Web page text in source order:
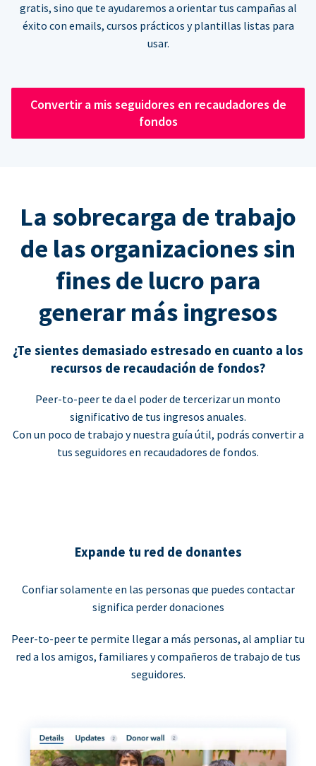
gratis, sino que te ayudaremos a orientar tus campañas al
éxito con emails, cursos prácticos y plantillas listas para
usar.
Convertir a mis seguidores en recaudadores de
fondos
La sobrecarga de trabajo
de las organizaciones sin
fines de lucro para
generar más ingresos
¿Te sientes demasiado estresado en cuanto a los
recursos de recaudación de fondos?
Peer-to-peer te da el poder de tercerizar un monto
significativo de tus ingresos anuales.
Con un poco de trabajo y nuestra guía útil, podrás convertir a
tus seguidores en recaudadores de fondos.
Expande tu red de donantes
Confiar solamente en las personas que puedes contactar
significa perder donaciones
Peer-to-peer te permite llegar a más personas, al ampliar tu
red a los amigos, familiares y compañeros de trabajo de tus
seguidores.